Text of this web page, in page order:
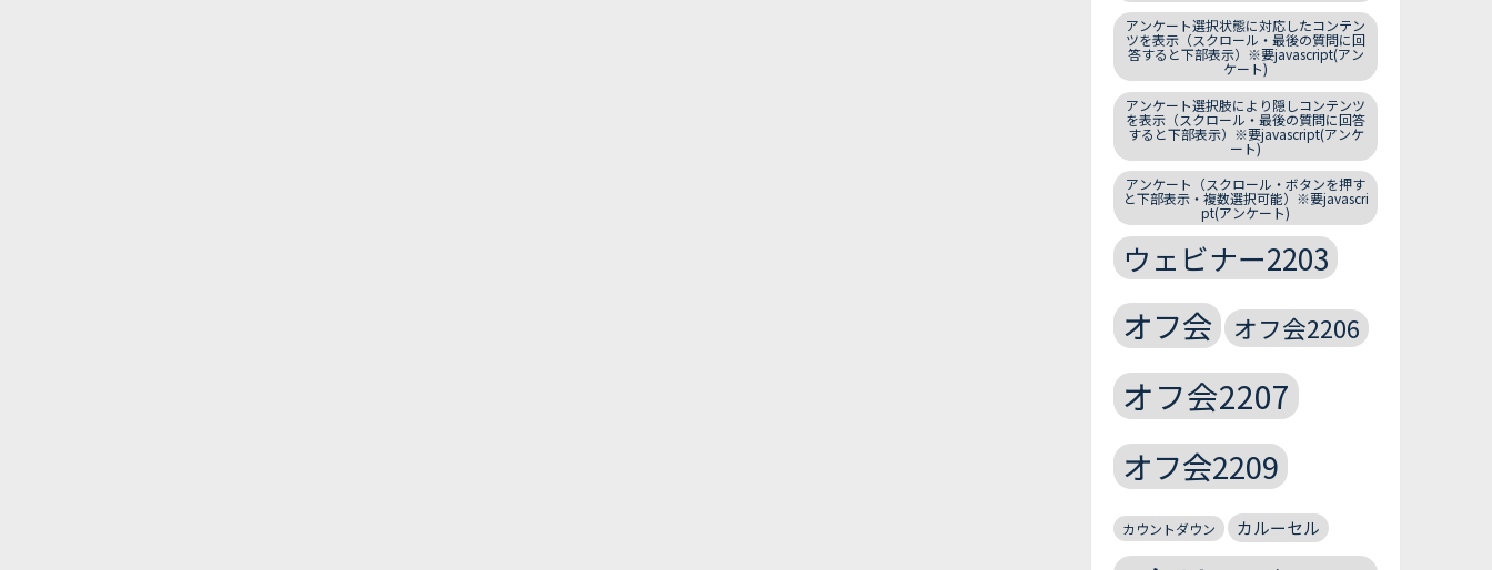
アンケート選択状態に対応したコンテン
ツを表示（スクロール・最後の質問に回
答すると下部表示）※要javascript(アン
ケート)
アンケート選択肢により隠しコンテンツ
を表示（スクロール・最後の質問に回答
すると下部表示）※要javascript(アンケ
ート)
アンケート（スクロール・ボタンを押す
と下部表示・複数選択可能）※要javascri
pt(アンケート)
ウェビナー2203
オフ会 オフ会2206
オフ会2207
オフ会2209
カウントダウン カルーセル